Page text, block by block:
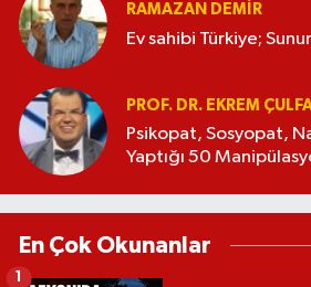
RAMAZAN DEMİR
Ev sahibi Türkiye;
PROF. DR. EKREM
Psikopat, Sosyopat,
Yaptığı 50
En Çok Okunanlar
1